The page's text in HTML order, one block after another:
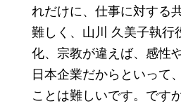
れだけに、仕事に対する
難しく、山川 久美子執行
化、宗教が違えば、感性
日本企業だからといって
ことは難しいです。です